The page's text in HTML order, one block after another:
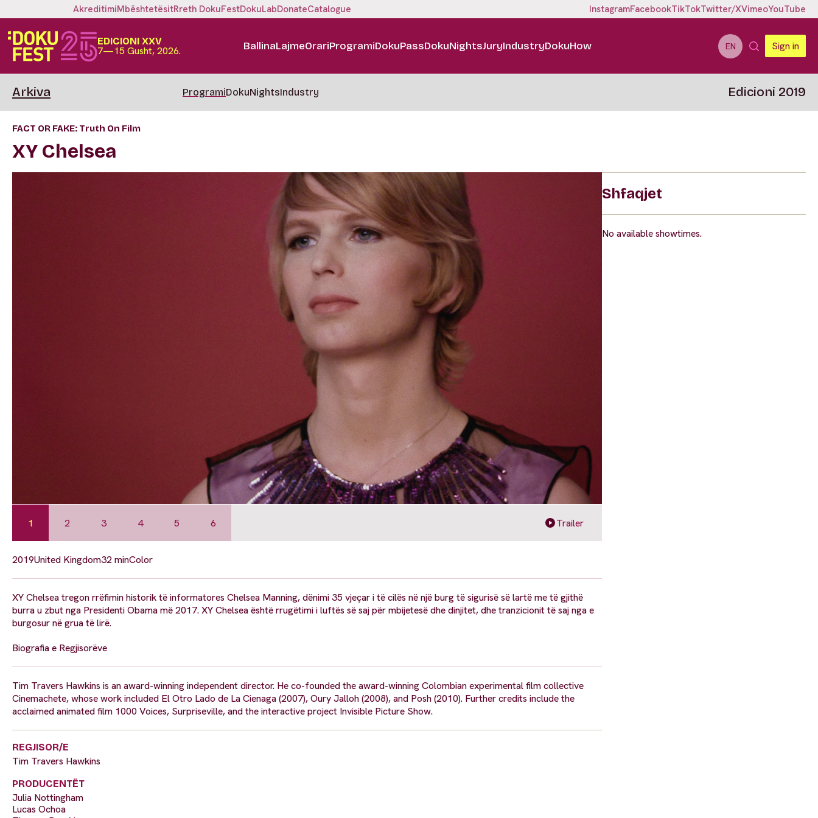
AkreditimiMbështetësitRreth DokuFestDokuLabDonateCatalogue InstagramFacebookTikTokTwitter/XVimeoYouTube
EDICIONI XXV
7—15 Gusht, 2026. BallinaLajmeOrariProgramiDokuPassDokuNightsJuryIndustryDokuHow EN Sign in
Arkiva ProgramiDokuNightsIndustry Edicioni 2019
FACT OR FAKE: Truth On Film
XY Chelsea
1 2 3 4 5 6 Trailer
2019United Kingdom32 minColor
XY Chelsea tregon rrëfimin historik të informatores Chelsea Manning, dënimi 35 vjeçar i të cilës në një burg të sigurisë së lartë me të gjithë
burra u zbut nga Presidenti Obama më 2017. XY Chelsea është rrugëtimi i luftës së saj për mbijetesë dhe dinjitet, dhe tranzicionit të saj nga e
burgosur në grua të lirë.
Biografia e Regjisorëve
Tim Travers Hawkins is an award-winning independent director. He co-founded the award-winning Colombian experimental film collective
Cinemachete, whose work included El Otro Lado de La Cienaga (2007), Oury Jalloh (2008), and Posh (2010). Further credits include the
acclaimed animated film 1000 Voices, Surpriseville, and the interactive project Invisible Picture Show.
REGJISOR/E
Tim Travers Hawkins
PRODUCENTËT
Julia Nottingham
Lucas Ochoa
Shfaqjet
No available showtimes.